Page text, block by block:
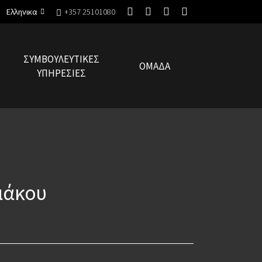
Ελληνικα +357 25101080
ΣΥΜΒΟΥΛΕΥΤΙΚΈΣ
ΥΠΗΡΕΣΊΕΣ
ΟΜΆΔΑ